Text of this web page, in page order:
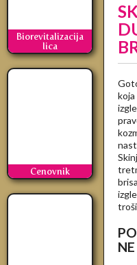
Biorevitalizacija
lica
Cenovnik
koja